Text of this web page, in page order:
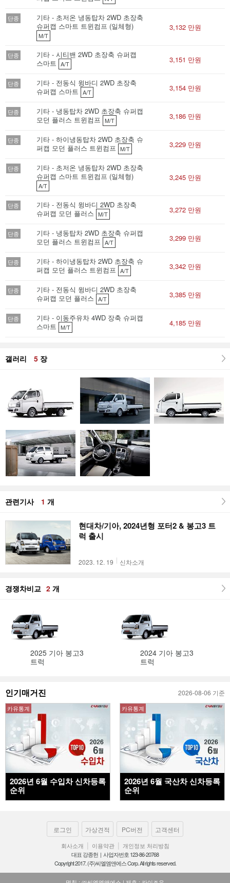
단종
기타 - 초저온 냉동탑차 2WD 초장축
슈퍼캡 스마트 트윈컴프 (일체형)
M/T
3,132 만원
단종
기타 - 시티밴 2WD 초장축 슈퍼캡
스마트 A/T 3,151 만원
단종
기타 - 전동식 윙바디 2WD 초장축
슈퍼캡 스마트 A/T 3,154 만원
단종
기타 - 냉동탑차 2WD 초장축 슈퍼캡
모던 플러스 트윈컴프 M/T 3,186 만원
단종
기타 - 하이냉동탑차 2WD 초장축 슈
퍼캡 모던 플러스 트윈컴프 M/T 3,229 만원
단종
기타 - 초저온 냉동탑차 2WD 초장축
슈퍼캡 스마트 트윈컴프 (일체형)
A/T
3,245 만원
단종
기타 - 전동식 윙바디 2WD 초장축
슈퍼캡 모던 플러스 M/T 3,272 만원
단종
기타 - 냉동탑차 2WD 초장축 슈퍼캡
모던 플러스 트윈컴프 A/T 3,299 만원
단종
기타 - 하이냉동탑차 2WD 초장축 슈
퍼캡 모던 플러스 트윈컴프 A/T 3,342 만원
단종
기타 - 전동식 윙바디 2WD 초장축
슈퍼캡 모던 플러스 A/T 3,385 만원
단종
기타 - 이동주유차 4WD 장축 슈퍼캡
스마트 M/T 4,185 만원
갤러리 5 장
관련기사 1 개
현대차/기아, 2024년형 포터2 & 봉고3 트
럭 출시
2023. 12. 19 신차소개
경쟁차비교 2 개
2025 기아 봉고3
트럭
2024 기아 봉고3
트럭
인기매거진 2026-08-06 기준
카유통계
2026년 6월 수입차 신차등록
순위
카유통계
2026년 6월 국산차 신차등록
순위
로그인 가상견적 PC버전 고객센터
회사소개 | 이용약관 | 개인정보 처리방침
대표 강종헌 | 사업자번호 123-86-20768
Copyright 2017. (주)씨엘엠앤에스 Corp. All rights reserved.